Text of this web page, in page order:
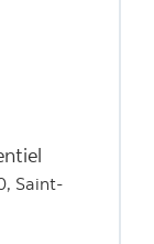
Saint-